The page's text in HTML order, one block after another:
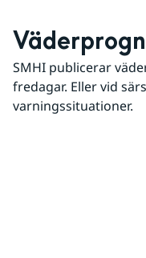
SMHI publicerar
fredagar. Eller vid
varningssituationer.